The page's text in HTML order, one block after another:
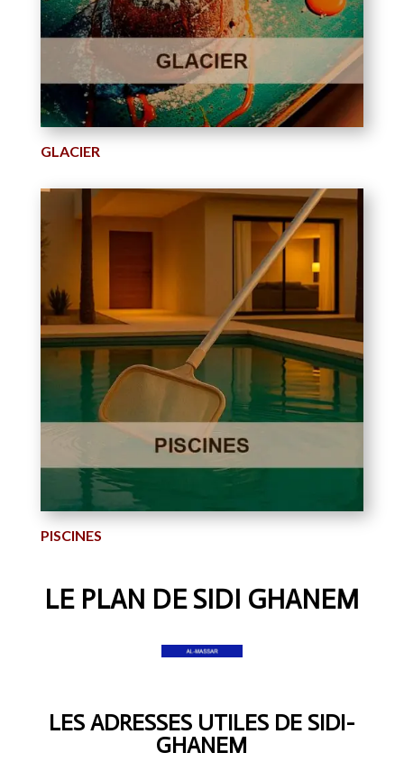
GLACIER
PISCINES
LE PLAN DE SIDI GHANEM
LES ADRESSES UTILES DE SIDI-
GHANEM